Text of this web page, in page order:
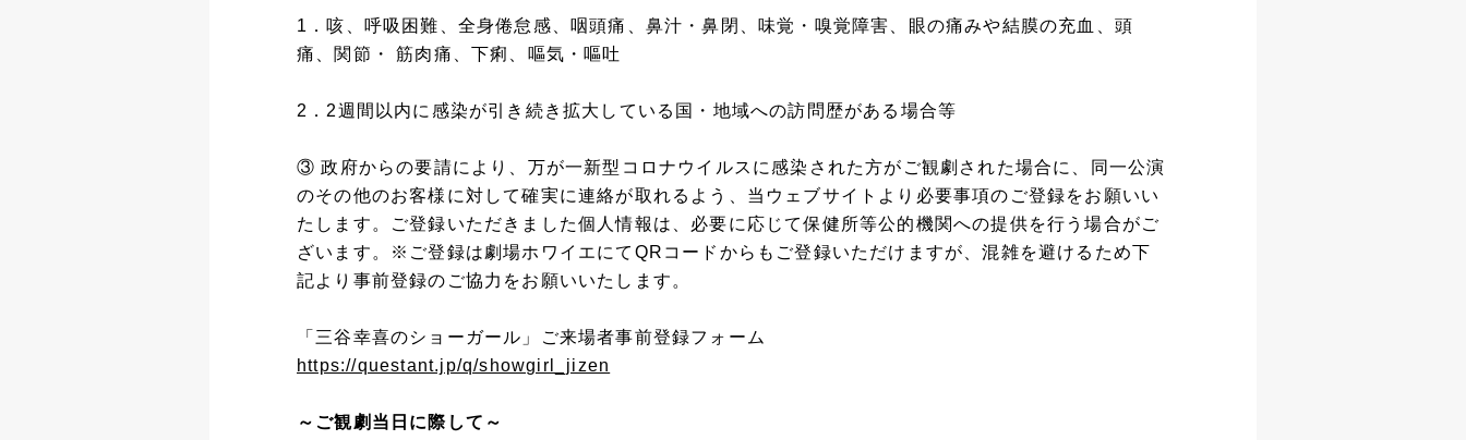
1．咳、呼吸困難、全身倦怠感、咽頭痛、鼻汁・鼻閉、味覚・嗅覚障害、眼の痛みや結膜の充血、頭
痛、関節・ 筋肉痛、下痢、嘔気・嘔吐
2．2週間以内に感染が引き続き拡大している国・地域への訪問歴がある場合等
③ 政府からの要請により、万が一新型コロナウイルスに感染された方がご観劇された場合に、同一公演
のその他のお客様に対して確実に連絡が取れるよう、当ウェブサイトより必要事項のご登録をお願いい
たします。ご登録いただきました個人情報は、必要に応じて保健所等公的機関への提供を行う場合がご
ざいます。※ご登録は劇場ホワイエにてQRコードからもご登録いただけますが、混雑を避けるため下
記より事前登録のご協力をお願いいたします。
「三谷幸喜のショーガール」ご来場者事前登録フォーム
https://questant.jp/q/showgirl_jizen
～ご観劇当日に際して～